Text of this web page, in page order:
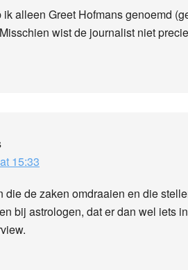
ik alleen Greet Hofmans genoemd
wist de journalist niet
15:33
die de zaken omdraaien en die
bij astrologen, dat er dan wel iets